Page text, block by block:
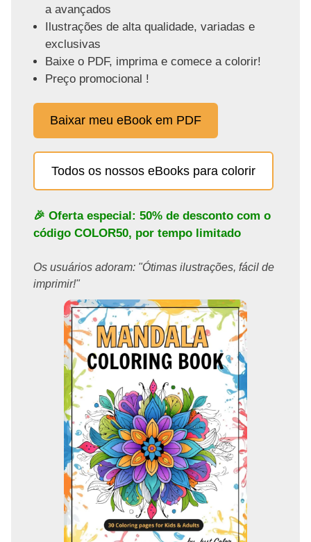
a avançados
Ilustrações de alta qualidade, variadas e
exclusivas
Baixe o PDF, imprima e comece a colorir!
Preço promocional !
Baixar meu eBook em PDF
Todos os nossos eBooks para colorir
🎉 Oferta especial: 50% de desconto com o
código COLOR50, por tempo limitado
Os usuários adoram: "Ótimas ilustrações, fácil de
imprimir!"